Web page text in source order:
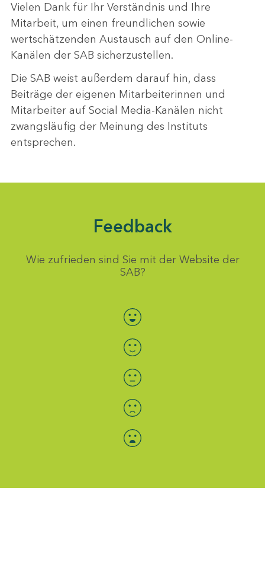
Vielen Dank für Ihr Verständnis und Ihre
Mitarbeit, um einen freundlichen sowie
wertschätzenden Austausch auf den Online-
Kanälen der SAB sicherzustellen.
Die SAB weist außerdem darauf hin, dass
Beiträge der eigenen Mitarbeiterinnen und
Mitarbeiter auf Social Media-Kanälen nicht
zwangsläufig der Meinung des Instituts
entsprechen.
Feedback
Wie zufrieden sind Sie mit der Website der
SAB?
Bewertung auswählen